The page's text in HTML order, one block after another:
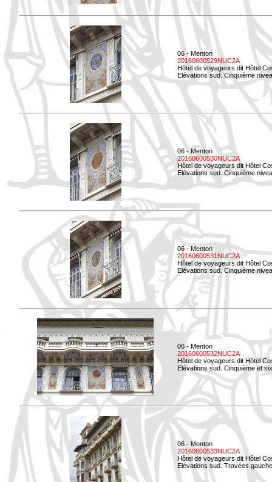
06 - Menton
20160600529NUC2A
Hôtel de voyageurs dit Hôtel
Elévations sud. Cinquième
06 - Menton
20160600530NUC2A
Hôtel de voyageurs dit Hôtel
Elévations sud. Cinquième
06 - Menton
20160600531NUC2A
Hôtel de voyageurs dit Hôtel
Elévations sud. Cinquième
06 - Menton
20160600532NUC2A
Hôtel de voyageurs dit Hôtel
Elévations sud. Cinquième et
06 - Menton
20160600533NUC2A
Hôtel de voyageurs dit Hôtel
Elévations sud. Travées